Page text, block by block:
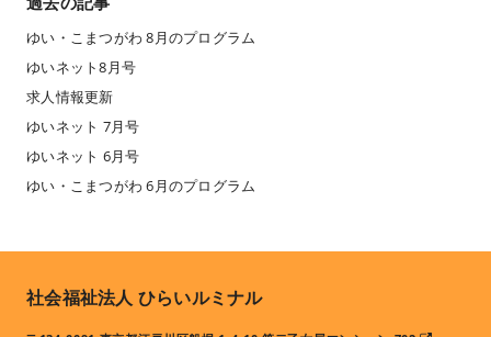
ゆい・こまつがわ 8月のプログラム
ゆいネット8月号
求人情報更新
ゆいネット 7月号
ゆいネット 6月号
ゆい・こまつがわ 6月のプログラム
社会福祉法人 ひらいルミナル